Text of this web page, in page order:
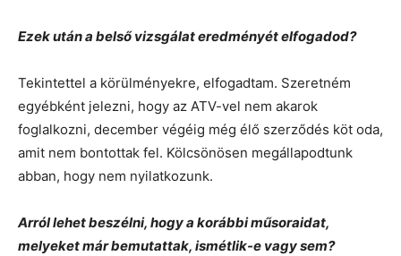
Ezek után a belső vizsgálat eredményét elfogadod?
Tekintettel a körülményekre, elfogadtam. Szeretném
egyébként jelezni, hogy az ATV-vel nem akarok
foglalkozni, december végéig még élő szerződés köt oda,
amit nem bontottak fel. Kölcsönösen megállapodtunk
abban, hogy nem nyilatkozunk.
Arról lehet beszélni, hogy a korábbi műsoraidat,
melyeket már bemutattak, ismétlik-e vagy sem?